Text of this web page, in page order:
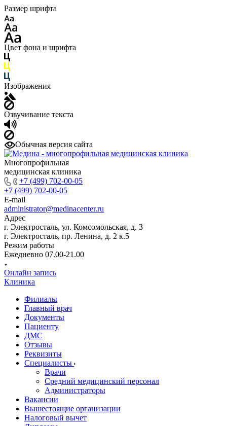
Размер шрифта
Цвет фона и шрифта
Изображения
Озвучивание текста
Обычная версия сайта
Многопрофильная
медицинская клиника
+7 (499) 702-00-05
+7 (499) 702-00-05
E-mail
administrator@medinacenter.ru
Адрес
г. Электросталь, ул. Комсомольская, д. 3
г. Электросталь, пр. Ленина, д. 2 к.5
Режим работы
Ежедневно 07.00-21.00
Онлайн запись
Клиника
Филиалы
Главный врач
Документы
Пациенту
ДМС
Отзывы
Реквизиты
Специалисты
Врачи
Средний медицинский персонал
Администраторы
Вакансии
Вышестоящие организации
Налоговый вычет